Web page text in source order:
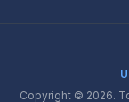
Copyright © 2026.